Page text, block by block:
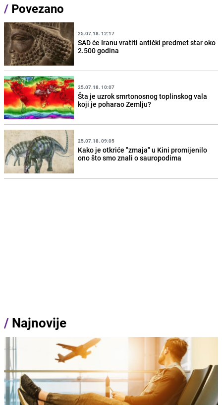
/ Povezano
25.07.18. 12:17
SAD će Iranu vratiti antički predmet star oko
2.500 godina
25.07.18. 10:07
Šta je uzrok smrtonosnog toplinskog vala
koji je poharao Zemlju?
25.07.18. 09:05
Kako je otkriće "zmaja" u Kini promijenilo
ono što smo znali o sauropodima
/ Najnovije